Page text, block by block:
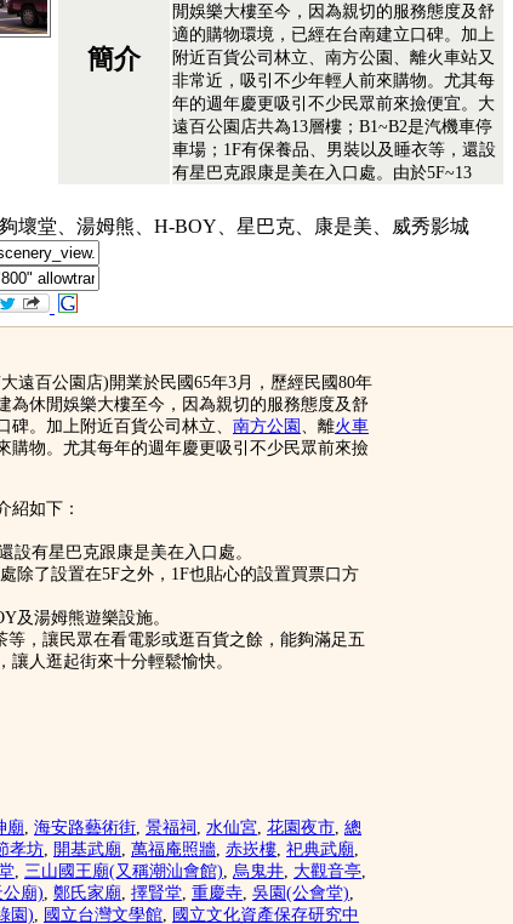
簡介
閒娛樂大樓至今，因為親切的服務態度及舒
適的購物環境，已經在台南建立口碑。加上
附近百貨公司林立、南方公園、離火車站又
非常近，吸引不少年輕人前來購物。尤其每
年的週年慶更吸引不少民眾前來撿便宜。大
遠百公園店共為13層樓；B1~B2是汽機車停
車場；1F有保養品、男裝以及睡衣等，還設
有星巴克跟康是美在入口處。由於5F~13
壞堂、湯姆熊、H-BOY、星巴克、康是美、威秀影城
遠百公園店)開業於民國65年3月，歷經民國80年
為休閒娛樂大樓至今，因為親切的服務態度及舒
。加上附近百貨公司林立、 南方公園 、離火車
購物。尤其每年的週年慶更吸引不少民眾前來撿
紹如下：
設有星巴克跟康是美在入口處。
除了設置在5F之外，1F也貼心的設置買票口方
及湯姆熊遊樂設施。
等，讓民眾在看電影或逛百貨之餘，能夠滿足五
讓人逛起街來十分輕鬆愉快。
廟 海安路藝術街 景福祠 水仙宮 花園夜市 總
孝坊 開基武廟 萬福庵照牆 赤崁樓 祀典武廟
三山國王廟(又稱潮汕會館) 烏鬼井 大觀音亭
公廟) 鄭氏家廟 擇賢堂 重慶寺 吳園(公會堂)
園) 國立台灣文學館 國立文化資產保存研究中